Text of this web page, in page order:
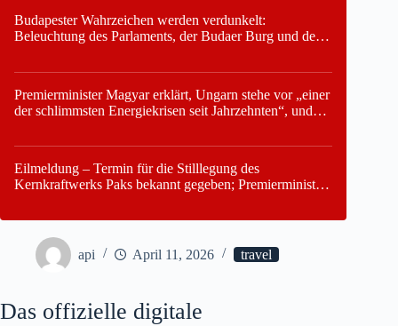
Budapester Wahrzeichen werden verdunkelt:
Beleuchtung des Parlaments, der Budaer Burg und der
Premierminister Magyar erklärt, Ungarn stehe vor „einer
der schlimmsten Energiekrisen seit Jahrzehnten“, und
Eilmeldung – Termin für die Stilllegung des
Kernkraftwerks Paks bekannt gegeben; Premierminister
api April 11, 2026 travel
Das offizielle digitale